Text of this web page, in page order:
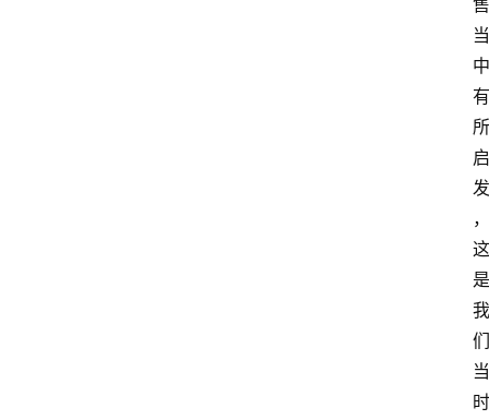
售
当
中
有
所
启
发
，
这
是
我
们
当
时